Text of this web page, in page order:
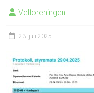
Velforeningen
23. juli 2025